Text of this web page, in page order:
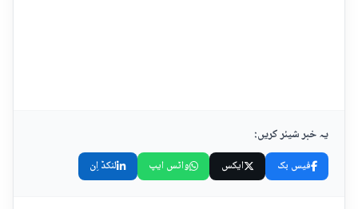
یہ خبر شیئر کریں:
فیس بک ایکس واٹس ایپ لنکڈ اِن